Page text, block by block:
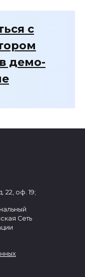
с
демо-
22, оф. 19;
Сеть